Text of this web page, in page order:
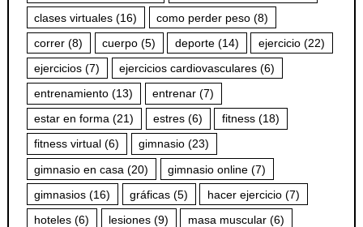
clases virtuales (16) como perder peso (8)
correr (8) cuerpo (5) deporte (14) ejercicio (22)
ejercicios (7) ejercicios cardiovasculares (6)
entrenamiento (13) entrenar (7)
estar en forma (21) estres (6) fitness (18)
fitness virtual (6) gimnasio (23)
gimnasio en casa (20) gimnasio online (7)
gimnasios (16) gráficas (5) hacer ejercicio (7)
hoteles (6) lesiones (9) masa muscular (6)